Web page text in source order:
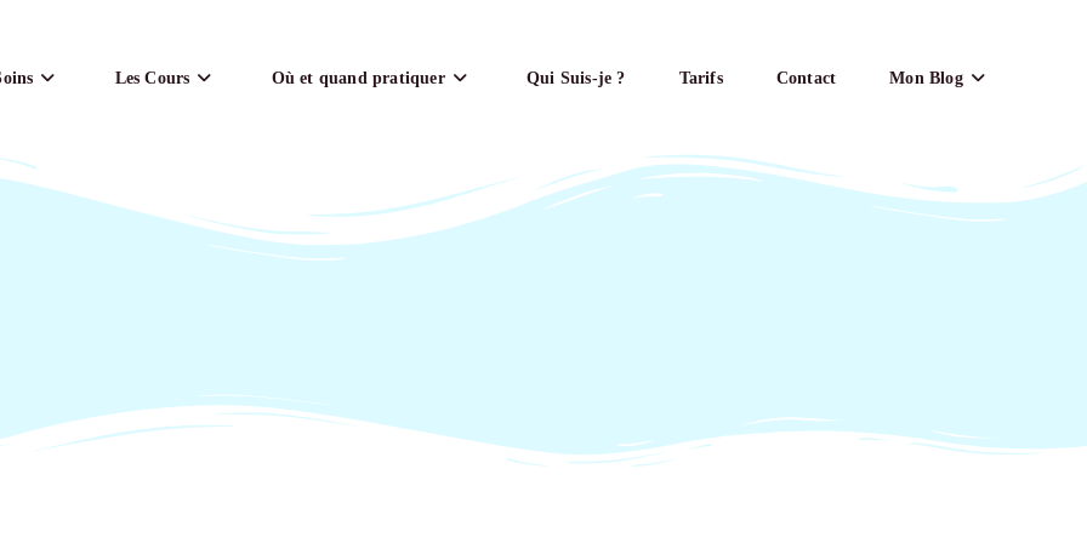
Les Cours Où et quand pratiquer Qui Suis-je ? Tarifs Contact Mon Blog